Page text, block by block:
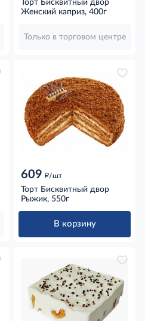
Торт Бисквитный двор
Женский каприз, 400г
Только в торговом центре
609 д/шт
Торт Бисквитный двор
Рыжик, 550г
В корзину